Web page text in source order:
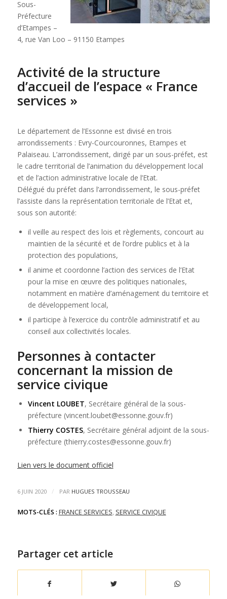
Sous-
Préfecture
d’Etampes –
4, rue Van Loo – 91150 Etampes
Activité de la structure
d’accueil de l’espace « France
services »
Le département de l’Essonne est divisé en trois
arrondissements : Evry-Courcouronnes, Etampes et
Palaiseau. L’arrondissement, dirigé par un sous-préfet, est
le cadre territorial de l’animation du développement local
et de l’action administrative locale de l’Etat.
Délégué du préfet dans l’arrondissement, le sous-préfet
l’assiste dans la représentation territoriale de l’Etat et,
sous son autorité:
il veille au respect des lois et règlements, concourt au
maintien de la sécurité et de l’ordre publics et à la
protection des populations,
il anime et coordonne l’action des services de l’Etat
pour la mise en œuvre des politiques nationales,
notamment en matière d’aménagement du territoire et
de développement local,
il participe à l’exercice du contrôle administratif et au
conseil aux collectivités locales.
Personnes à contacter
concernant la mission de
service civique
Vincent LOUBET, Secrétaire général de la sous-
préfecture (vincent.loubet@essonne.gouv.fr)
Thierry COSTES, Secrétaire général adjoint de la sous-
préfecture (thierry.costes@essonne.gouv.fr)
Lien vers le document officiel
6 JUIN 2020 / PAR HUGUES TROUSSEAU
MOTS-CLÉS : FRANCE SERVICES, SERVICE CIVIQUE
Partager cet article